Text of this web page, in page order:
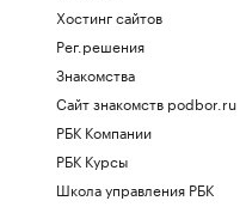
Хостинг сайтов
Рег.решения
Знакомства
Сайт знакомств podbor.ru
РБК Компании
РБК Курсы
Школа управления РБК